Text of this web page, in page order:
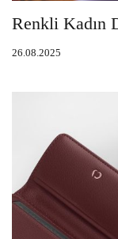
Renkli Kadın
26.08.2025